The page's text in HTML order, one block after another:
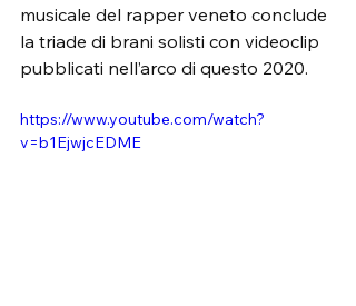
musicale del rapper veneto conclude
la triade di brani solisti con videoclip
pubblicati nell’arco di questo 2020.
https://www.youtube.com/watch?
v=b1EjwjcEDME